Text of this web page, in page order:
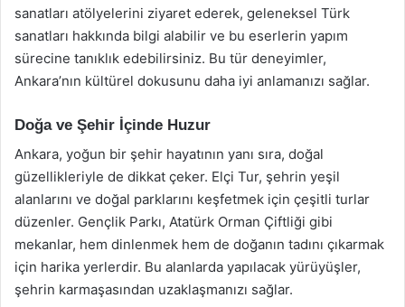
sanatları atölyelerini ziyaret ederek, geleneksel Türk
sanatları hakkında bilgi alabilir ve bu eserlerin yapım
sürecine tanıklık edebilirsiniz. Bu tür deneyimler,
Ankara’nın kültürel dokusunu daha iyi anlamanızı sağlar.
Doğa ve Şehir İçinde Huzur
Ankara, yoğun bir şehir hayatının yanı sıra, doğal
güzellikleriyle de dikkat çeker. Elçi Tur, şehrin yeşil
alanlarını ve doğal parklarını keşfetmek için çeşitli turlar
düzenler. Gençlik Parkı, Atatürk Orman Çiftliği gibi
mekanlar, hem dinlenmek hem de doğanın tadını çıkarmak
için harika yerlerdir. Bu alanlarda yapılacak yürüyüşler,
şehrin karmaşasından uzaklaşmanızı sağlar.